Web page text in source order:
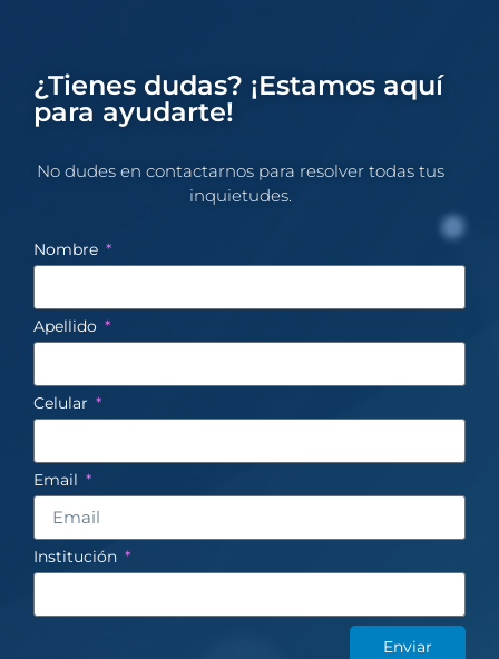
¿Tienes dudas? ¡Estamos aquí
para ayudarte!
No dudes en contactarnos para resolver todas tus
inquietudes.​
Nombre
Apellido
Celular
Email
Institución
Enviar